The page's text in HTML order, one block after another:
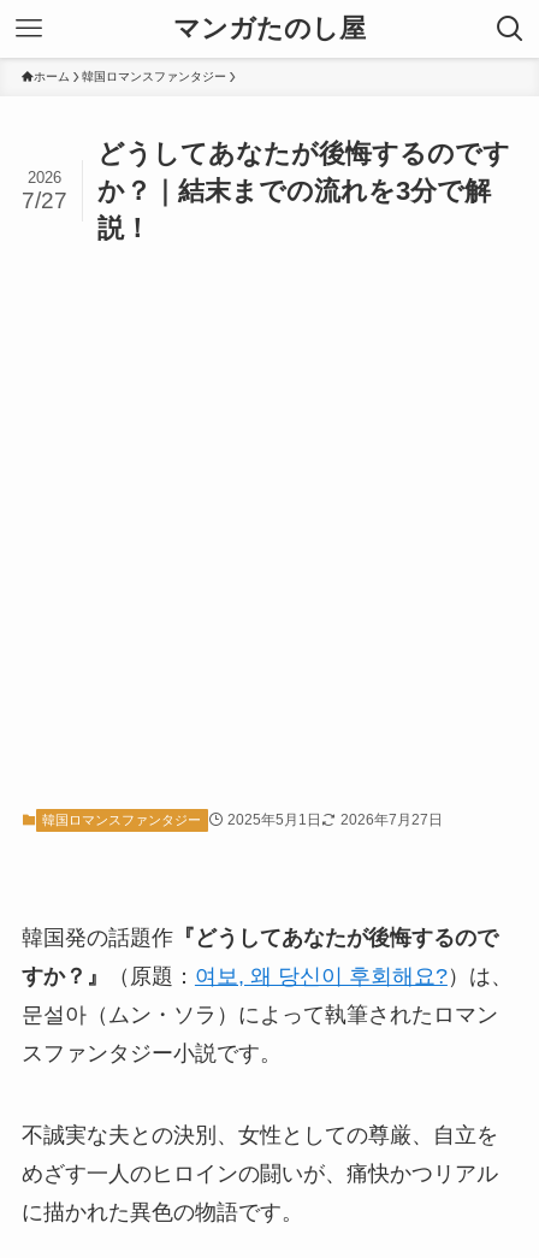
マンガたのし屋
ホーム 韓国ロマンスファンタジー
どうしてあなたが後悔するのです
か？｜結末までの流れを3分で解
説！
2026
7/27
韓国ロマンスファンタジー 2025年5月1日 2026年7月27日
韓国発の話題作『どうしてあなたが後悔するので
すか？』
（原題： 여보, 왜 당신이 후회해요?）は、
문설아（ムン・ソラ）によって執筆されたロマン
スファンタジー小説です。
不誠実な夫との決別、女性としての尊厳、自立を
めざす一人のヒロインの闘いが、痛快かつリアル
に描かれた異色の物語です。